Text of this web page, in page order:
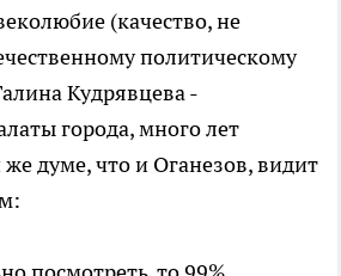
(качество, не
политическому
Кудрявцева -
города, много лет
же думе, что и Оганезов, видит